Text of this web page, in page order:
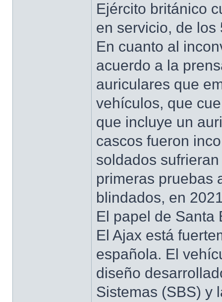
Ejército británico
en servicio, de los
En cuanto al
acuerdo a la
auriculares que
vehículos, que
que incluye un
cascos fueron
soldados
primeras pruebas
blindados, en
El papel de Santa
El Ajax está
española. El
diseño
Sistemas (SBS) y